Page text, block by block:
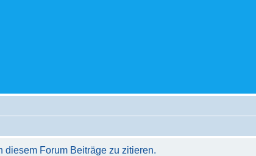
diesem Forum Beiträge zu zitieren.